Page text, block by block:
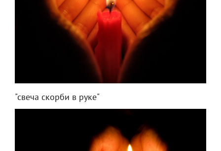
"свеча скорби в руке"